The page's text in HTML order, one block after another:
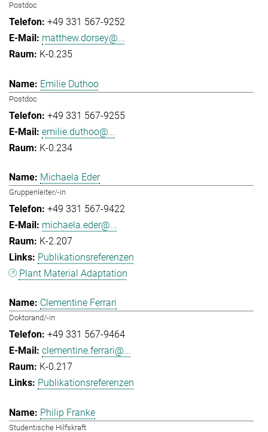
Postdoc
+49 331 567-9252
matthew.dorsey@...
K-0.235
Emilie Duthoo
Postdoc
+49 331 567-9255
emilie.duthoo@...
K-0.234
Michaela Eder
Gruppenleiter/-in
+49 331 567-9422
michaela.eder@...
K-2.207
Publikationsreferenzen
Plant Material Adaptation
Clementine Ferrari
Doktorand/-in
+49 331 567-9464
clementine.ferrari@...
K-0.217
Publikationsreferenzen
Philip Franke
Studentische Hilfskraft